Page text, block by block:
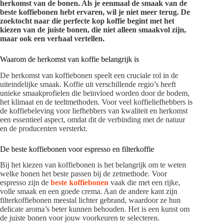
herkomst van de bonen. Als je eenmaal de smaak van de
beste koffiebonen hebt ervaren, wil je niet meer terug. De
zoektocht naar die perfecte kop koffie begint met het
kiezen van de juiste bonen, die niet alleen smaakvol zijn,
maar ook een verhaal vertellen.
Waarom de herkomst van koffie belangrijk is
De herkomst van koffiebonen speelt een cruciale rol in de
uiteindelijke smaak. Koffie uit verschillende regio’s heeft
unieke smaakprofielen die beïnvloed worden door de bodem,
het klimaat en de teeltmethoden. Voor veel koffieliefhebbers is
de koffiebeleving voor liefhebbers van kwaliteit en herkomst
een essentieel aspect, omdat dit de verbinding met de natuur
en de producenten versterkt.
De beste koffiebonen voor espresso en filterkoffie
Bij het kiezen van koffiebonen is het belangrijk om te weten
welke bonen het beste passen bij de zetmethode. Voor
espresso zijn de beste koffiebonen vaak die met een rijke,
volle smaak en een goede crema. Aan de andere kant zijn
filterkoffiebonen meestal lichter gebrand, waardoor ze hun
delicate aroma’s beter kunnen behouden. Het is een kunst om
de juiste bonen voor jouw voorkeuren te selecteren.